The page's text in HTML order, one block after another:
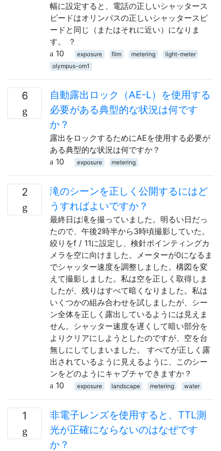
幅に設定すると、電話の正しいシャッタース
ピードはオリンパスの正しいシャッタースピ
ードと同じ（またはそれに近い）になりま
す。 ？
10
exposure film metering
light-meter
olympus-om1
6
自動露出ロック（AE-L）を使用する
必要がある典型的な状況は何です
か？
露出をロックするためにAEを使用する必要が
ある典型的な状況は何ですか？
10
exposure metering
2
滝のシーンを正しく公開するにはど
うすればよいですか？
最終日は滝を撮っていました。明るい日だっ
たので、午後2時半から3時頃撮影していた。
絞りをf / 11に設定し、検針ポインティングカ
メラを空に向けました。メーターが0になるま
でシャッター速度を調整しました。構図を変
えて撮影しました。私は空を正しく取得しま
したが、残りはすべて暗くなりました。私は
いくつかの組み合わせを試しましたが、シー
ン全体を正しく露出しているようには見えま
せん。シャッター速度を遅くして暗い部分を
よりクリアにしようとしたのですが、空を台
無しにしてしまいました。 すべてが正しく露
出されているように見えるように、このシー
ンをどのようにキャプチャできますか？
10
exposure landscape metering water
1
非電子レンズを使用すると、TTL測
光が正確にならないのはなぜです
か？